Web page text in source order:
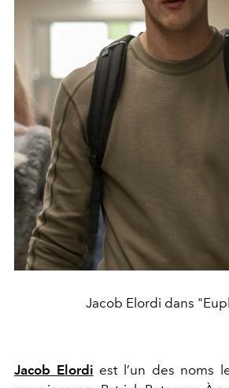
Jacob Elordi dans
Jacob Elordi est l’un des noms